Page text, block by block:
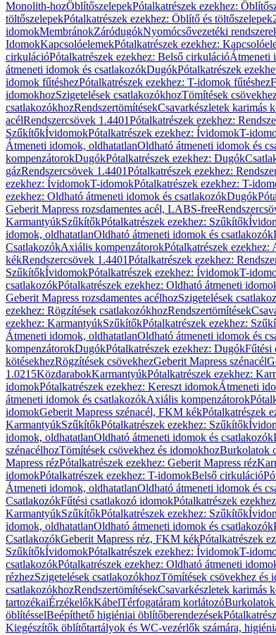
Monolith-hozÖblítőszelepekPótalkatrészek ezekhez:
töltőszelepekPótalkatrészek ezekhez: Öblítő és töltőszelepek
idomokMembránokZáródugókNyomócsővezetéki
IdomokKapcsolóelemekPótalkatrészek ezekhez:
cirkulációPótalkatrészek ezekhez: Belső cirkulációÁtmeneti
átmeneti idomok és csatlakozókDugókPótalkatrészek
idomok fűtéshezPótalkatrészek ezekhez: T-idomok fűtéshez
idomokhozSzigetelések csatlakozókhozTömítések
csatlakozókhozRendszertömítésekCsavarkészletek karimás
acélRendszercsövek 1.4401Pótalkatrészek ezekhez:
SzűkítőkÍvidomokPótalkatrészek ezekhez: ÍvidomokT-
Átmeneti idomok, oldhatatlanOldható átmeneti idomok és
kompenzátorokDugókPótalkatrészek ezekhez: Dugók
gázRendszercsövek 1.4401Pótalkatrészek ezekhez:
ezekhez: ÍvidomokT-idomokPótalkatrészek ezekhez: T-
ezekhez: Oldható átmeneti idomok és csatlakozókDugók
Geberit Mapress rozsdamentes acél, LABS-free
KarmantyúkSzűkítőkPótalkatrészek ezekhez: Szűkítők
idomok, oldhatatlanOldható átmeneti idomok és csatlakozók
CsatlakozókAxiális kompenzátorokPótalkatrészek
kékRendszercsövek 1.4401Pótalkatrészek ezekhez:
SzűkítőkÍvidomokPótalkatrészek ezekhez: ÍvidomokT-
csatlakozókPótalkatrészek ezekhez: Oldható átmeneti
Geberit Mapress rozsdamentes acélhozSzigetelések
ezekhez: Rögzítések csatlakozókhozRendszertömítések
ezekhez: KarmantyúkSzűkítőkPótalkatrészek ezekhez:
Átmeneti idomok, oldhatatlanOldható átmeneti idomok és
kompenzátorokDugókPótalkatrészek ezekhez: DugókFűtési
kötésekhezRögzítések csövekhezGeberit Mapress szénacél
1.0215KözdarabokKarmantyúkPótalkatrészek ezekhez:
idomokPótalkatrészek ezekhez: Kereszt idomokÁtmeneti
átmeneti idomok és csatlakozókAxiális kompenzátorok
idomokGeberit Mapress szénacél, FKM kékPótalkatrészek
KarmantyúkSzűkítőkPótalkatrészek ezekhez: Szűkítők
idomok, oldhatatlanOldható átmeneti idomok és csatlakozók
szénacélhozTömítések csövekhez és idomokhozBurkolatok
Mapress rézPótalkatrészek ezekhez: Geberit Mapress réz
idomokPótalkatrészek ezekhez: T-idomokBelső cirkuláció
Átmeneti idomok, oldhatatlanOldható átmeneti idomok és
CsatlakozókFűtési csatlakozó idomokPótalkatrészek
KarmantyúkSzűkítőkPótalkatrészek ezekhez: Szűkítők
idomok, oldhatatlanOldható átmeneti idomok és csatlakozók
CsatlakozókGeberit Mapress réz, FKM kékPótalkatrészek
SzűkítőkÍvidomokPótalkatrészek ezekhez: ÍvidomokT-
csatlakozókPótalkatrészek ezekhez: Oldható átmeneti
rézhezSzigetelések csatlakozókhozTömítések csövekhez és
csatlakozókhozRendszertömítésekCsavarkészletek karimás
tartozékaiÉrzékelőkKábelTérfogatáram korlátozóBurkolatok
öblítésselBeépíthető higiéniai öblítőberendezések
Kiegészítők öblítőtartályok és WC-vezérlők számára,